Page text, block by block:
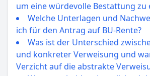
um eine würdevolle Bestattung zu
Welche Unterlagen und
ich für den Antrag auf BU-Rente?
Was ist der Unterschied
und konkreter Verweisung und
Verzicht auf die abstrakte